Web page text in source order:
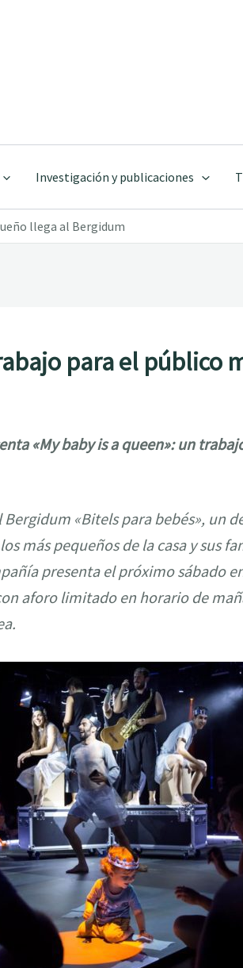
Investigación y publicaciones
llega al Bergidum
para el público
«My baby is a queen»: un
«Bitels para bebés», un
más pequeños de la casa y sus
presenta el próximo sábado
aforo limitado en horario de